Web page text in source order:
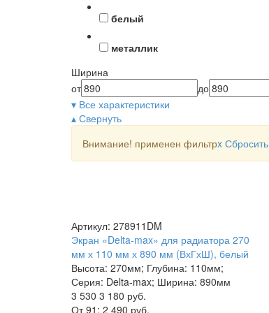
белый
металлик
Ширина
от
до
▾ Все характеристики
▴ Свернуть
Внимание! применен фильтрx Сбросить
Артикул: 278911DM
Экран «Delta-max» для радиатора 270
мм х 110 мм х 890 мм (ВхГхШ), белый
Высота: 270мм; Глубина: 110мм;
Серия: Delta-max; Ширина: 890мм
3 530 3 180 руб.
От 91: 2 490 руб.